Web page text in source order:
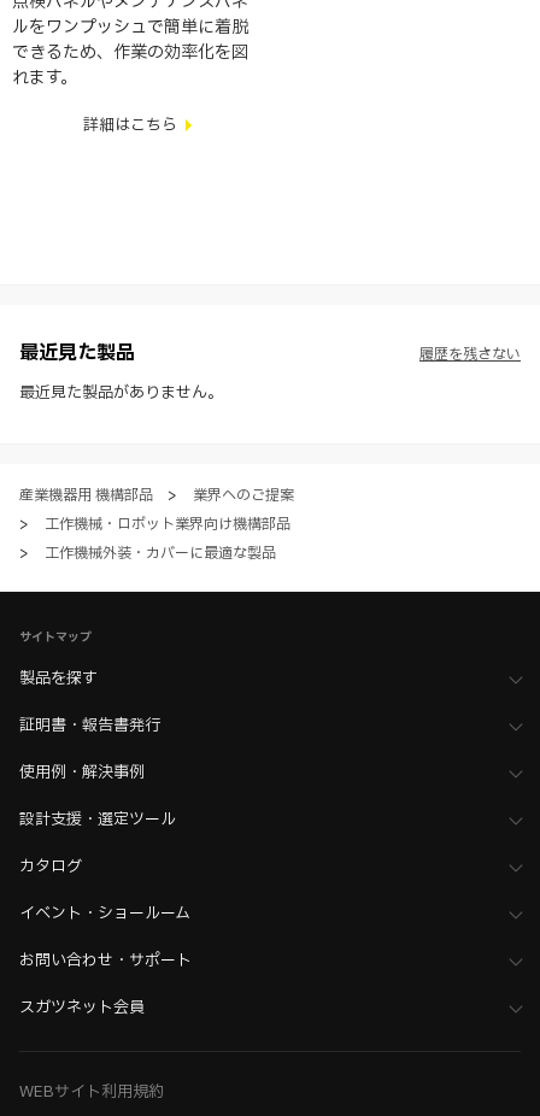
ルをワンプッシュで簡単に着脱
できるため、作業の効率化を図
れます。
詳細はこちら
最近見た製品
最近見た製品がありません。
履歴を残さない
産業機器用 機構部品 >
業界へのご提案
>
工作機械・ロボット業界向け機構部品
>
工作機械外装・カバーに最適な製品
サイトマップ
製品を探す
証明書・報告書発行
使用例・解決事例
設計支援・選定ツール
カタログ
イベント・ショールーム
お問い合わせ・サポート
スガツネット会員
WEBサイト利用規約